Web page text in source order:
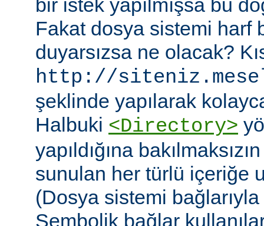
bir istek yapılmışsa bu
Fakat dosya sistemi harf
duyarsızsa ne olacak?
http://
şeklinde yapılarak
Halbuki <Directory>
yapıldığına
sunulan her türlü içeriğe
(Dosya sistemi
Sembolik bağlar